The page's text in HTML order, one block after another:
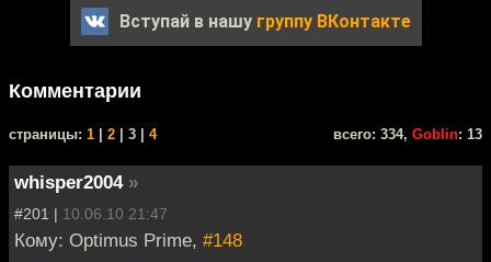
Вступай в нашу группу ВКонтакте
Комментарии
cтраницы: 1 2 | 3 | 4 всего: 334, Goblin: 13
whisper2004 »
#201 | 10.06.10 21:47
Кому: Optimus Prime, #148